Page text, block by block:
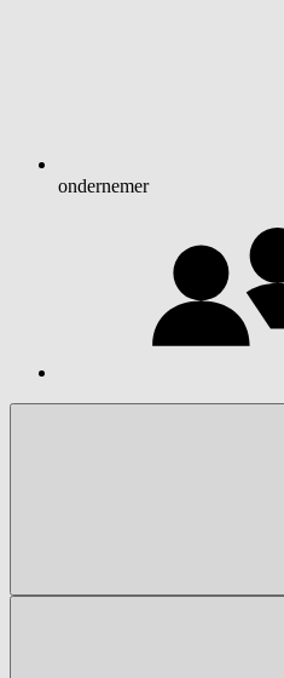
ondernemer